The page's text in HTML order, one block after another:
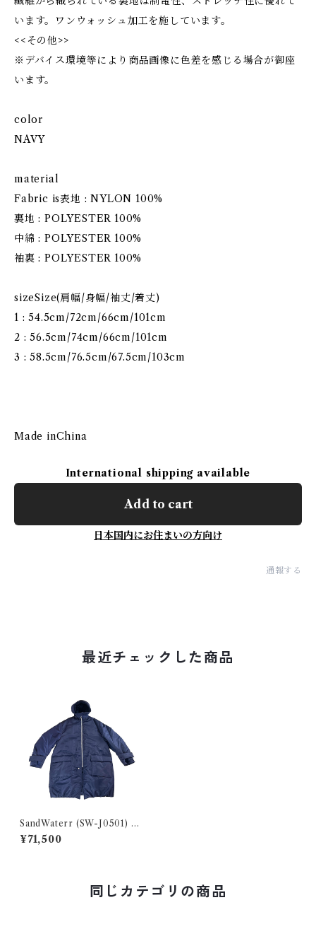
います。ワンウォッシュ加工を施しています。
<<その他>>
※デバイス環境等により商品画像に色差を感じる場合が御座
います。
color
NAVY
material
Fabric is表地 : NYLON 100%
裏地 : POLYESTER 100%
中綿 : POLYESTER 100%
袖裏 : POLYESTER 100%
sizeSize(肩幅/身幅/袖丈/着丈)
1 : 54.5cm/72cm/66cm/101cm
2 : 56.5cm/74cm/66cm/101cm
3 : 58.5cm/76.5cm/67.5cm/103cm
Made inChina
International shipping available
Add to cart
日本国内にお住まいの方向け
通報する
最近チェックした商品
SandWaterr (SW-J0501) RE
SEARCHED PADDED COA
T - NYLON SATIN NAVY
¥71,500
同じカテゴリの商品